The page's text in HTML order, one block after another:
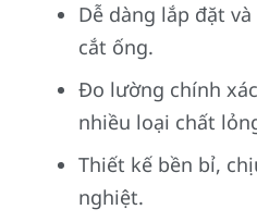
Dễ dàng lắp đặt
cắt ống.
Đo lường chính
nhiều loại chất
Thiết kế bền bỉ,
nghiệt.